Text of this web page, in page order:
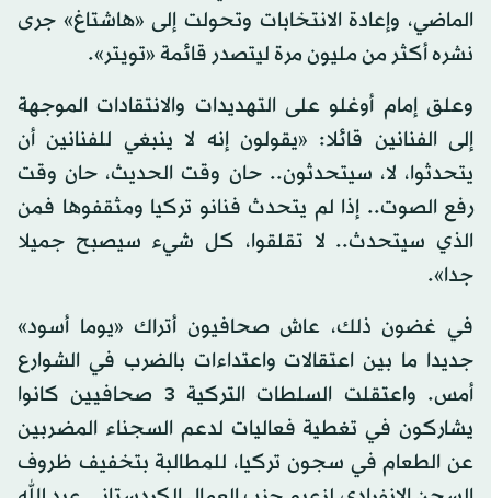
الماضي، وإعادة الانتخابات وتحولت إلى «هاشتاغ» جرى
نشره أكثر من مليون مرة ليتصدر قائمة «تويتر».
وعلق إمام أوغلو على التهديدات والانتقادات الموجهة
إلى الفنانين قائلا: «يقولون إنه لا ينبغي للفنانين أن
يتحدثوا، لا، سيتحدثون.. حان وقت الحديث، حان وقت
رفع الصوت.. إذا لم يتحدث فنانو تركيا ومثقفوها فمن
الذي سيتحدث.. لا تقلقوا، كل شيء سيصبح جميلا
جدا».
في غضون ذلك، عاش صحافيون أتراك «يوما أسود»
جديدا ما بين اعتقالات واعتداءات بالضرب في الشوارع
أمس. واعتقلت السلطات التركية 3 صحافيين كانوا
يشاركون في تغطية فعاليات لدعم السجناء المضربين
عن الطعام في سجون تركيا، للمطالبة بتخفيف ظروف